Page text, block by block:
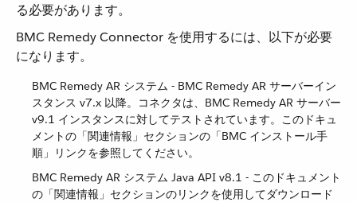
る必要があります。
BMC Remedy Connector を使用するには、以下が必要
になります。
BMC Remedy AR システム - BMC Remedy AR サーバーイン
スタンス v7.x 以降。コネクタは、BMC Remedy AR サーバー
v9.1 インスタンスに対してテストされています。このドキュ
メントの「関連情報」セクションの「BMC インストール手
順」リンクを参照してください。
BMC Remedy AR システム Java API v8.1 - このドキュメント
の「関連情報」セクションのリンクを使用してダウンロード